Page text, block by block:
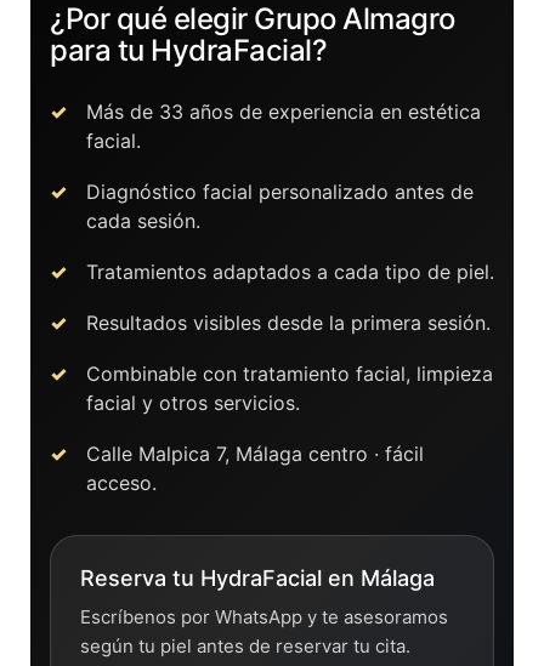
¿Por qué elegir Grupo Almagro
para tu HydraFacial?
Más de 33 años de experiencia en estética
facial.
Diagnóstico facial personalizado antes de
cada sesión.
Tratamientos adaptados a cada tipo de piel.
Resultados visibles desde la primera sesión.
Combinable con tratamiento facial, limpieza
facial y otros servicios.
Calle Malpica 7, Málaga centro · fácil
acceso.
Reserva tu HydraFacial en Málaga
Escríbenos por WhatsApp y te asesoramos
según tu piel antes de reservar tu cita.